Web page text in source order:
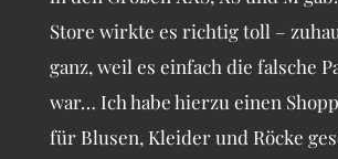
Store wirkte es richtig toll –
ganz, weil es einfach die falsche
war… Ich habe hierzu einen
für Blusen, Kleider und Röcke